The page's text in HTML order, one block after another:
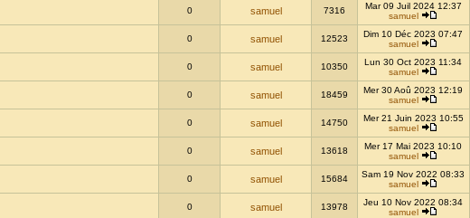
0 samuel 7316
Mar 09 Juil 2024 12:37
samuel
0 samuel 12523
Dim 10 Déc 2023 07:47
samuel
0 samuel 10350
Lun 30 Oct 2023 11:34
samuel
0 samuel 18459
Mer 30 Aoû 2023 12:19
samuel
0 samuel 14750
Mer 21 Juin 2023 10:55
samuel
0 samuel 13618
Mer 17 Mai 2023 10:10
samuel
0 samuel 15684
Sam 19 Nov 2022 08:33
samuel
0 samuel 13978
Jeu 10 Nov 2022 08:34
samuel